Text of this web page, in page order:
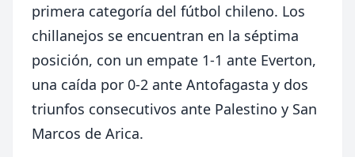
primera categoría del fútbol chileno. Los
chillanejos se encuentran en la séptima
posición, con un empate 1-1 ante Everton,
una caída por 0-2 ante Antofagasta y dos
triunfos consecutivos ante Palestino y San
Marcos de Arica.